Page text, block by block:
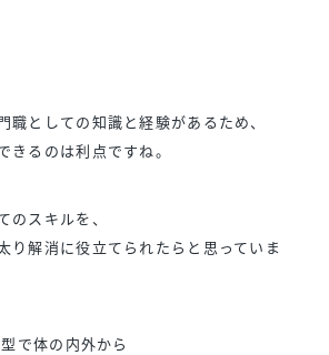
職としての知識と経験があるため、
きるのは利点ですね。
のスキルを、
り解消に役立てられたらと思っていま
で体の内外から